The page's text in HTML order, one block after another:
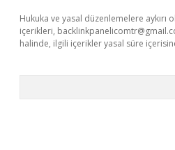
Hukuka ve yasal düzenlemelere aykırı
içerikleri,
halinde, ilgili içerikler yasal süre